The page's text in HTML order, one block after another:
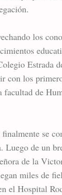
los
Estrada
con los
de
se
Luego de un
de la
miles de
el Hospital